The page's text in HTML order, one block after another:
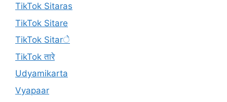
TikTok Sitaras
TikTok Sitare
TikTok Sitarे
TikTok तारे
Udyamikarta
Vyapaar